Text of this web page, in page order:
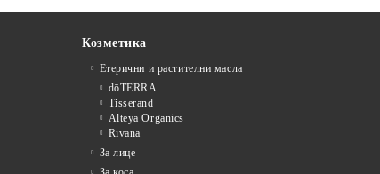
Козметика
Етерични и растителни масла
dōTERRA
Tisserand
Alteya Organics
Rivana
За лице